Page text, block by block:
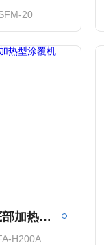
20
400 mm 200℃底部加热型涂覆机
H200A